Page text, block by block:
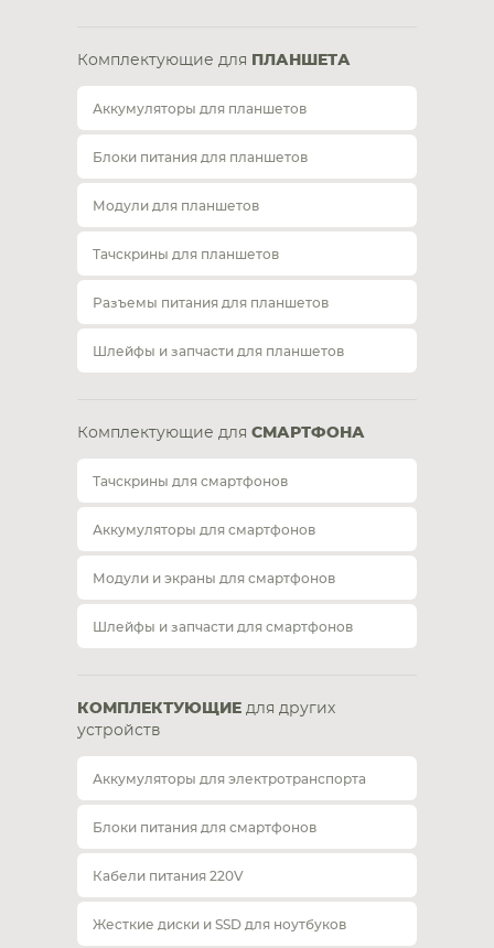
Комплектующие для ПЛАНШЕТА
Аккумуляторы для планшетов
Блоки питания для планшетов
Модули для планшетов
Тачскрины для планшетов
Разъемы питания для планшетов
Шлейфы и запчасти для планшетов
Комплектующие для СМАРТФОНА
Тачскрины для смартфонов
Аккумуляторы для смартфонов
Модули и экраны для смартфонов
Шлейфы и запчасти для смартфонов
КОМПЛЕКТУЮЩИЕ для других
устройств
Аккумуляторы для электротранспорта
Блоки питания для смартфонов
Кабели питания 220V
Жесткие диски и SSD для ноутбуков